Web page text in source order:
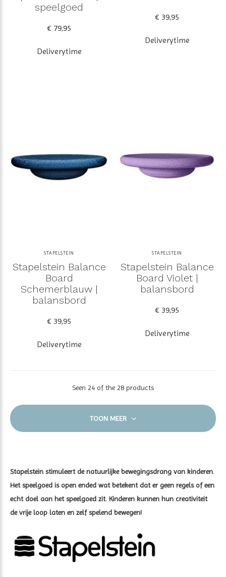
speelgoed
€ 79,95
Deliverytime
€ 39,95
Deliverytime
STAPELSTEIN
Stapelstein Balance
Board
Schemerblauw |
balansbord
€ 39,95
Deliverytime
STAPELSTEIN
Stapelstein Balance
Board Violet |
balansbord
€ 39,95
Deliverytime
Seen 24 of the 28 products
TOON MEER
Stapelstein stimuleert de natuurlijke bewegingsdrang van kinderen.
Het speelgoed is open ended wat betekent dat er geen regels of een
echt doel aan het speelgoed zit. Kinderen kunnen hun creativiteit
de vrije loop laten en zelf spelend bewegen!